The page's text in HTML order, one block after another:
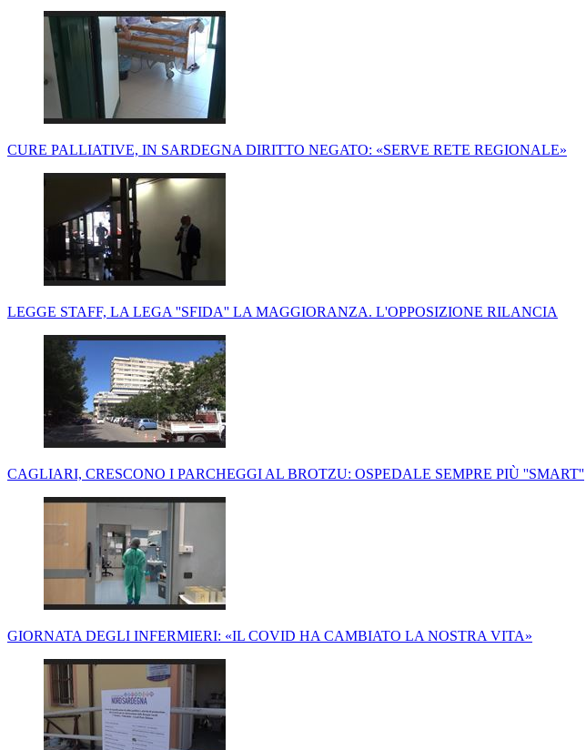
CURE PALLIATIVE, IN SARDEGNA DIRITTO NEGATO: «SERVE RETE REGIONALE»
LEGGE STAFF, LA LEGA ''SFIDA'' LA MAGGIORANZA. L'OPPOSIZIONE RILANCIA
CAGLIARI, CRESCONO I PARCHEGGI AL BROTZU: OSPEDALE SEMPRE PIÙ ''SMART''
GIORNATA DEGLI INFERMIERI: «IL COVID HA CAMBIATO LA NOSTRA VITA»